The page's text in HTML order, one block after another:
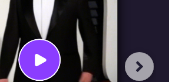
Cat Dance Body Wave